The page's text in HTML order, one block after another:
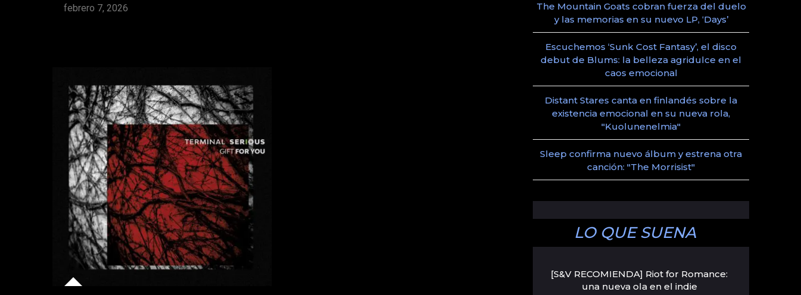
febrero 7, 2026
The Mountain Goats cobran fuerza del duelo
y las memorias en su nuevo LP, ‘Days’
Escuchemos ‘Sunk Cost Fantasy’, el disco
debut de Blums: la belleza agridulce en el
caos emocional
Distant Stares canta en finlandés sobre la
existencia emocional en su nueva rola,
"Kuolunenelmia"
Sleep confirma nuevo álbum y estrena otra
canción: "The Morrisist"
LO QUE SUENA
[S&V RECOMIENDA] Riot for Romance:
una nueva ola en el indie